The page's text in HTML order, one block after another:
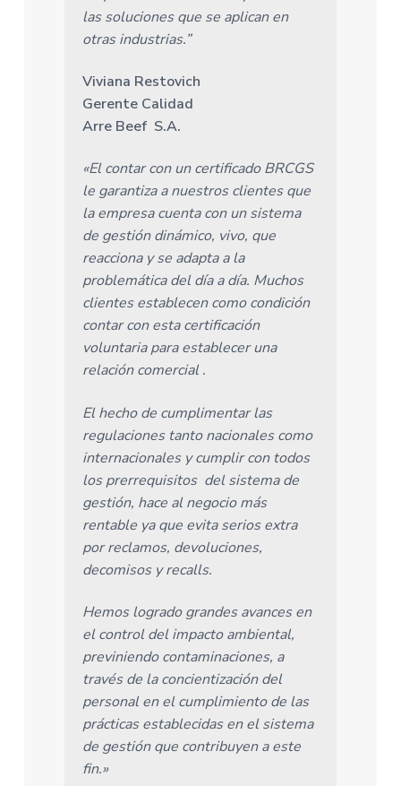
las soluciones que se aplican en
otras industrias.”
Viviana Restovich
Gerente Calidad
Arre Beef S.A.
«El contar con un certificado BRCGS
le garantiza a nuestros clientes que
la empresa cuenta con un sistema
de gestión dinámico, vivo, que
reacciona y se adapta a la
problemática del día a día. Muchos
clientes establecen como condición
contar con esta certificación
voluntaria para establecer una
relación comercial .
El hecho de cumplimentar las
regulaciones tanto nacionales como
internacionales y cumplir con todos
los prerrequisitos del sistema de
gestión, hace al negocio más
rentable ya que evita serios extra
por reclamos, devoluciones,
decomisos y recalls.
Hemos logrado grandes avances en
el control del impacto ambiental,
previniendo contaminaciones, a
través de la concientización del
personal en el cumplimiento de las
prácticas establecidas en el sistema
de gestión que contribuyen a este
fin.»